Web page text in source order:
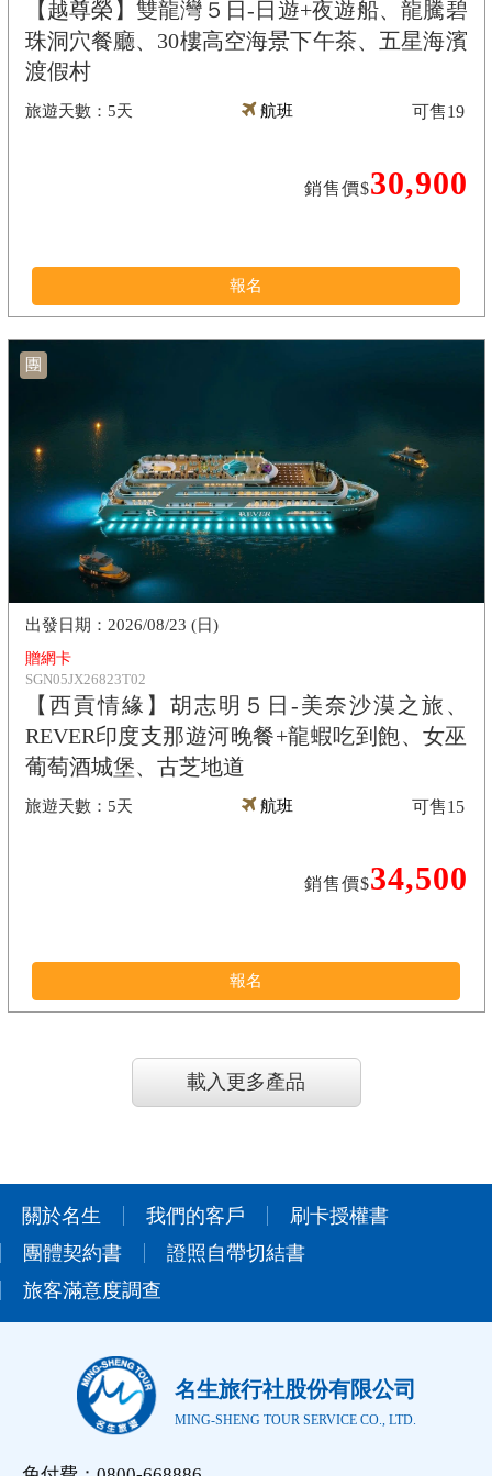
【越尊榮】雙龍灣５日-日遊+夜遊船、龍騰碧
珠洞穴餐廳、30樓高空海景下午茶、五星海濱
渡假村
5天 航班
銷售價$30,900
可售19
報名
團
贈網卡
SGN05JX26823T02
【西貢情緣】胡志明５日-美奈沙漠之旅、
REVER印度支那遊河晚餐+龍蝦吃到飽、女巫
葡萄酒城堡、古芝地道
5天
2026/08/23 (日)
航班
銷售價$34,500
可售15
報名
載入更多產品
關於名生 我們的客戶
刷卡授權書
團體契約書
證照自帶切結書
旅客滿意度調查
名生旅行社股份有限公司
MING-SHENG TOUR SERVICE CO., LTD.